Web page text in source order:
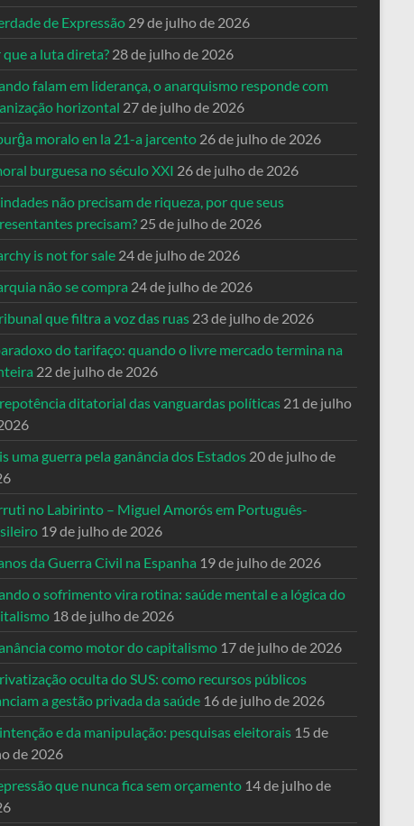
de Expressão 29 de julho de 2026
que a luta direta? 28 de julho de 2026
falam em liderança, o anarquismo responde com
horizontal 27 de julho de 2026
moralo en la 21-a jarcento 26 de julho de 2026
burguesa no século XXI 26 de julho de 2026
não precisam de riqueza, por que seus
precisam? 25 de julho de 2026
is not for sale 24 de julho de 2026
não se compra 24 de julho de 2026
que filtra a voz das ruas 23 de julho de 2026
do tarifaço: quando o livre mercado termina na
22 de julho de 2026
ditatorial das vanguardas políticas 21 de julho
uma guerra pela ganância dos Estados 20 de julho de
no Labirinto – Miguel Amorós em Português-
19 de julho de 2026
da Guerra Civil na Espanha 19 de julho de 2026
o sofrimento vira rotina: saúde mental e a lógica do
18 de julho de 2026
como motor do capitalismo 17 de julho de 2026
oculta do SUS: como recursos públicos
a gestão privada da saúde 16 de julho de 2026
e da manipulação: pesquisas eleitorais 15 de
de 2026
que nunca fica sem orçamento 14 de julho de